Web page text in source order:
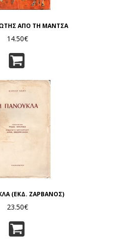
ΑΠΟ ΤΗ ΜΑΝΤΣΑ
14.50€
(ΕΚΔ. ΖΑΡΒΑΝΟΣ)
23.50€